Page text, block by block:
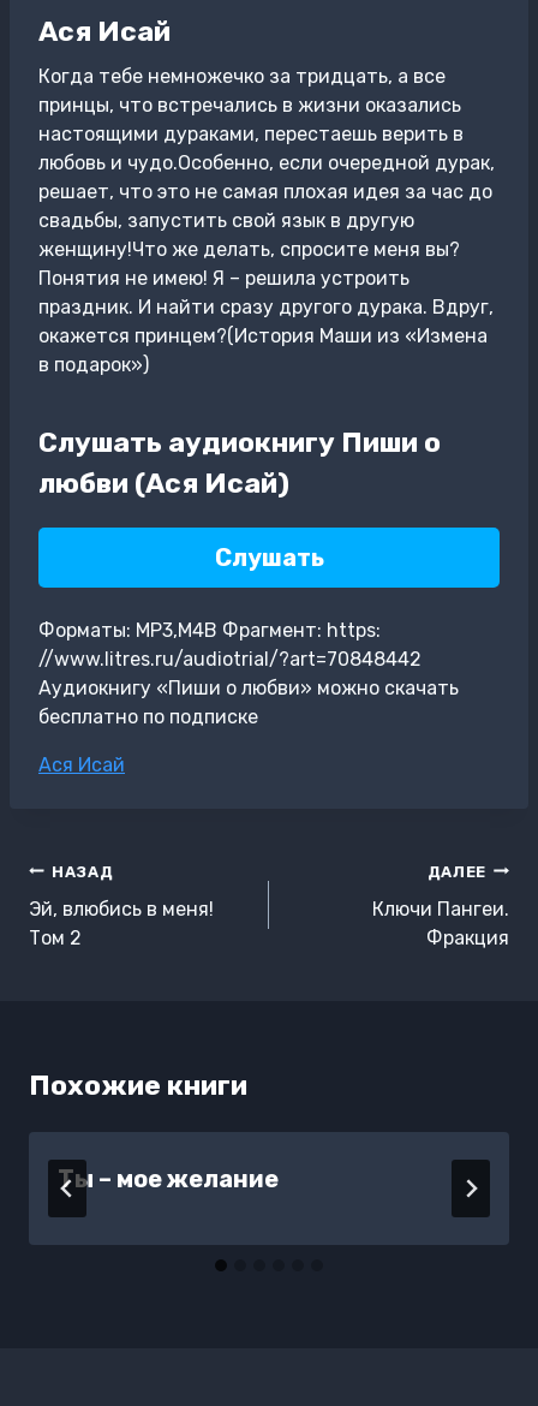
Ася Исай
Когда тебе немножечко за тридцать, а все
принцы, что встречались в жизни оказались
настоящими дураками, перестаешь верить в
любовь и чудо.Особенно, если очередной дурак,
решает, что это не самая плохая идея за час до
свадьбы, запустить свой язык в другую
женщину!Что же делать, спросите меня вы?
Понятия не имею! Я – решила устроить
праздник. И найти сразу другого дурака. Вдруг,
окажется принцем?(История Маши из «Измена
в подарок»)
Слушать аудиокнигу Пиши о
любви (Ася Исай)
Слушать
Форматы: MP3,M4B Фрагмент: https:
//www.litres.ru/audiotrial/?art=70848442
Аудиокнигу «Пиши о любви» можно скачать
бесплатно по подписке
Метки
Ася Исай
Навигация
по
записям
НАЗАД
Эй, влюбись в меня!
Том 2
ДАЛЕЕ
Ключи Пангеи.
Фракция
Похожие книги
Ты – мое желание